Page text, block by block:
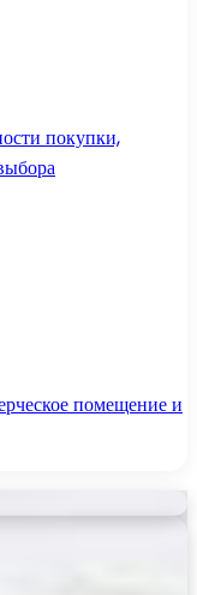
покупки,
помещение и